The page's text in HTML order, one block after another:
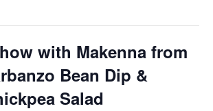
with Makenna from
Bean Dip &
Salad